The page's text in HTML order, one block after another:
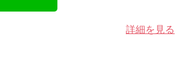
詳細を見る